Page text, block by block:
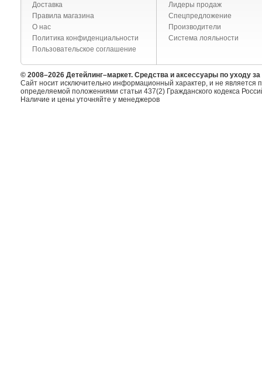
Доставка
Правила магазина
О нас
Политика конфиденциальности
Пользовательское соглашение
Лидеры продаж
Спецпредложение
Производители
Система лояльности
© 2008–2026 Детейлинг–маркет. Средства и аксессуары по уходу
Сайт носит исключительно информационный характер, и не является
определяемой положениями статьи 437(2) Гражданского кодекса
Наличие и цены уточняйте у менеджеров